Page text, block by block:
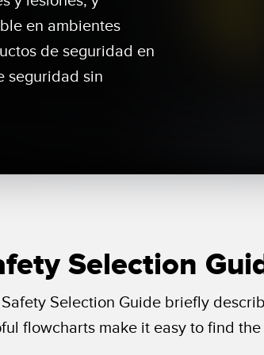
de Detección y
RELACIONADOS
en ambientes
de seguridad en
seguridad sin
Selection
Selection Guide briefly
flowcharts make it easy to find